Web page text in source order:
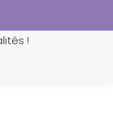
!